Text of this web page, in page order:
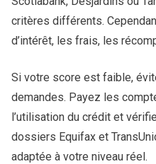
critères différents.
d’intérêt, les frais, les
Si votre score est faible,
demandes. Payez les
l’utilisation du crédit et
dossiers Equifax et
adaptée à votre niveau réel.